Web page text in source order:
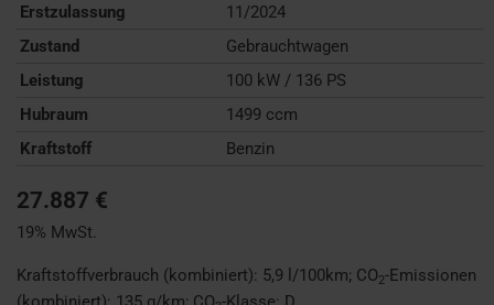
Erstzulassung
11/2024
Zustand
Gebrauchtwagen
Leistung
100 kW / 136 PS
Hubraum
1499 ccm
Kraftstoff
Benzin
27.887 €
19% MwSt.
Kraftstoffverbrauch (kombiniert): 5,9 l/100km; CO2-Emissionen